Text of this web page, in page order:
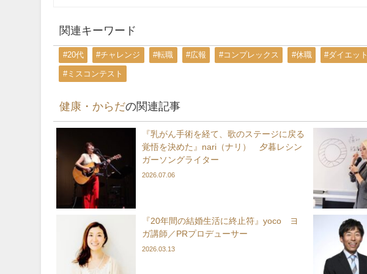
関連キーワード
#20代 #チャレンジ #転職 #広報 #コンプレックス #休職 #ダイエット
#ミスコンテスト
健康・からだの関連記事
『乳がん手術を経て、歌のステージに戻る
覚悟を決めた』nari（ナリ） 夕暮レシン
ガーソングライター
2026.07.06
『20年間の結婚生活に終止符』yoco ヨ
ガ講師／PRプロデューサー
2026.03.13